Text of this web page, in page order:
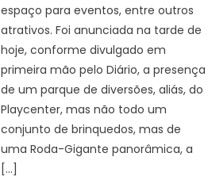
espaço para eventos, entre outros
atrativos. Foi anunciada na tarde de
hoje, conforme divulgado em
primeira mão pelo Diário, a presença
de um parque de diversões, aliás, do
Playcenter, mas não todo um
conjunto de brinquedos, mas de
uma Roda-Gigante panorâmica, a
[…]